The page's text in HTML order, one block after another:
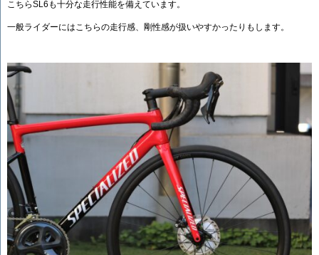
こちらSL6も十分な走行性能を備えています。
一般ライダーにはこちらの走行感、剛性感が扱いやすかったりもします。